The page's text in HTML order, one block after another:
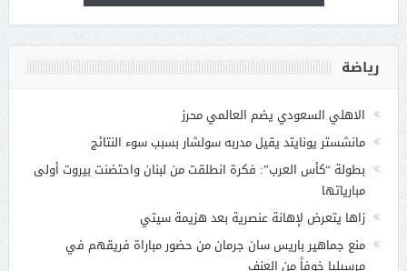
رياضة
الاهلي السعودي يضم العالمي محرز
مانشستر يونايتد يقيل مدربه سولشار بسبب سوء النتائج
بطولة “كأس العرب”: فكرة انطلقت من لبنان واحتضنت بيروت أولى
مبارياتها
زاها يتعرض لإهانة عنصرية بعد هزيمة سيتي
منع جماهير باريس سان جرمان من حضور مباراة فريقهم في
مرسيليا خوفاً من العنف